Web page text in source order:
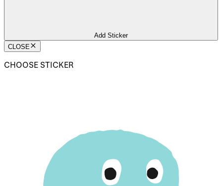
Add Sticker
CLOSE
CHOOSE STICKER